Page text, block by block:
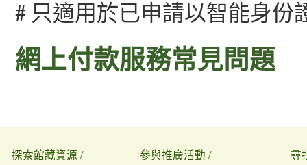
# 只適用於已申請以智能身份
網上付款服務常見問題
探索館藏資源 / 參與推廣活動 / 尋